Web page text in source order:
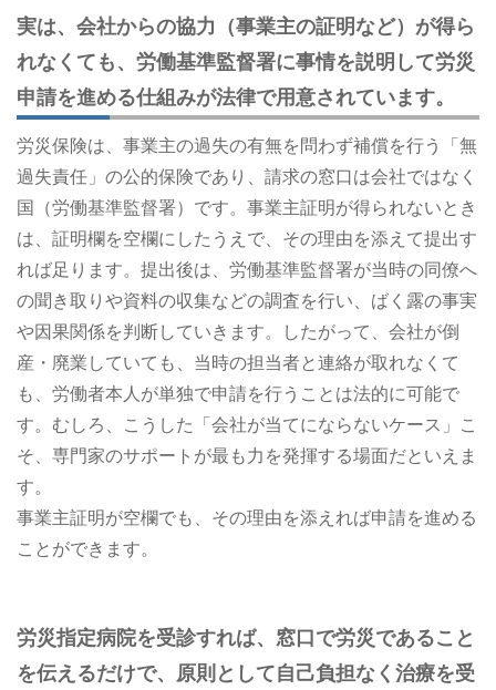
実は、会社からの協力（事業主の証明など）が得ら
れなくても、労働基準監督署に事情を説明して労災
申請を進める仕組みが法律で用意されています。
労災保険は、事業主の過失の有無を問わず補償を行う「無
過失責任」の公的保険であり、請求の窓口は会社ではなく
国（労働基準監督署）です。事業主証明が得られないとき
は、証明欄を空欄にしたうえで、その理由を添えて提出す
れば足ります。提出後は、労働基準監督署が当時の同僚へ
の聞き取りや資料の収集などの調査を行い、ばく露の事実
や因果関係を判断していきます。したがって、会社が倒
産・廃業していても、当時の担当者と連絡が取れなくて
も、労働者本人が単独で申請を行うことは法的に可能で
す。むしろ、こうした「会社が当てにならないケース」こ
そ、専門家のサポートが最も力を発揮する場面だといえま
す。
事業主証明が空欄でも、その理由を添えれば申請を進める
ことができます。
労災指定病院を受診すれば、窓口で労災であること
を伝えるだけで、原則として自己負担なく治療を受